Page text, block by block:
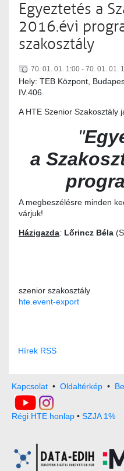
Egyeztetés a
2016.évi
szakosztály
70. 01. 01. 1:00 - 70. 01. 01.
Hely: TEB Központ,
IV.406.
A HTE Szenior Szakosztály
"
a
A megbeszélésre minden
várjuk!
Házigazda: Lőrincz Béla
szenior szakosztály
hte.event-export
Hírek RSS
Kapcsolat • Oldaltérkép •
Régi HTE honlap • SZJA 1%